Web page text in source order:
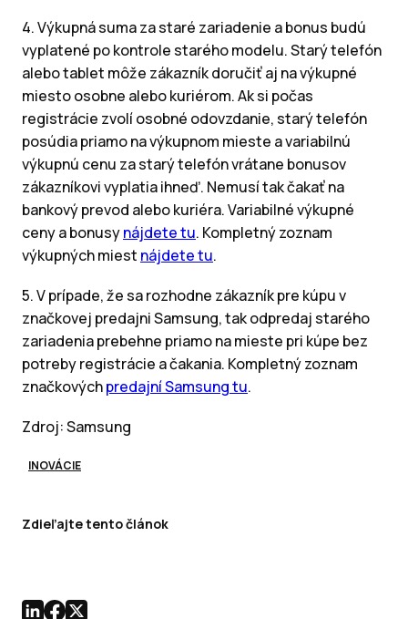
4. Výkupná suma za staré zariadenie a bonus budú
vyplatené po kontrole starého modelu. Starý telefón
alebo tablet môže zákazník doručiť aj na výkupné
miesto osobne alebo kuriérom. Ak si počas
registrácie zvolí osobné odovzdanie, starý telefón
posúdia priamo na výkupnom mieste a variabilnú
výkupnú cenu za starý telefón vrátane bonusov
zákazníkovi vyplatia ihneď. Nemusí tak čakať na
bankový prevod alebo kuriéra. Variabilné výkupné
ceny a bonusynájdete tu. Kompletný zoznam
výkupných miest nájdete tu.
5. V prípade, že sa rozhodne zákazník pre kúpu v
značkovej predajni Samsung, tak odpredaj starého
zariadenia prebehne priamo na mieste pri kúpe bez
potreby registrácie a čakania. Kompletný zoznam
značkovýchpredajní Samsung tu.
Zdroj: Samsung
INOVÁCIE
Zdieľajte tento článok